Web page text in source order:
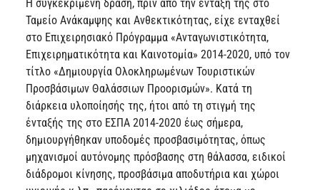
Η συγκεκριμένη δράση, πριν από την ένταξή της στο
Ταμείο Ανάκαμψης και Ανθεκτικότητας, είχε ενταχθεί
στο Επιχειρησιακό Πρόγραμμα «Ανταγωνιστικότητα,
Επιχειρηματικότητα και Καινοτομία» 2014-2020, υπό τον
τίτλο «Δημιουργία Ολοκληρωμένων Τουριστικών
Προσβάσιμων Θαλάσσιων Προορισμών». Κατά τη
διάρκεια υλοποίησής της, ήτοι από τη στιγμή της
ένταξής της στο ΕΣΠΑ 2014-2020 έως σήμερα,
δημιουργήθηκαν υποδομές προσβασιμότητας, όπως
μηχανισμοί αυτόνομης πρόσβασης στη θάλασσα, ειδικοί
διάδρομοι κίνησης, προσβάσιμα αποδυτήρια και χώροι